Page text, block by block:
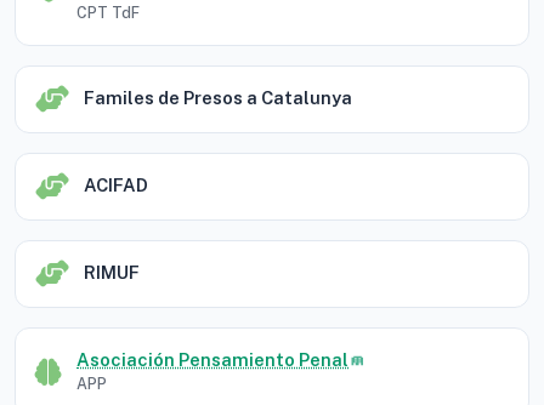
CPT TdF
Familes de Presos a Catalunya
ACIFAD
RIMUF
Asociación Pensamiento Penal
APP